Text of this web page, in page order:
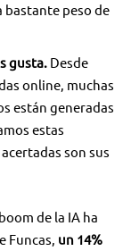
peso de
gusta. Desde
online, muchas
están generadas
estas
son sus
de la IA ha
Funcas, un 14%